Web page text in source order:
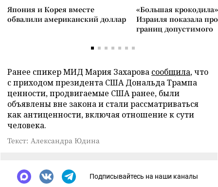
Япония и Корея вместе
обвалили американский доллар
«Большая
Израиля показала
границ допустимого
Ранее спикер МИД Мария Захарова сообщила, что
с приходом президента США Дональда Трампа
ценности, продвигаемые США ранее, были
объявлены вне закона и стали рассматриваться
как антиценности, включая отношение к сути
человека.
Текст: Александра Юдина
Подписывайтесь на наши каналы